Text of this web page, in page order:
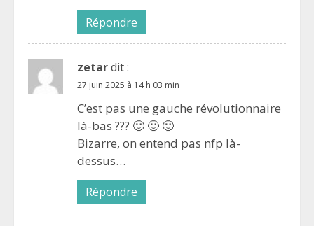
Répondre
zetardit :
27 juin 2025 à 14 h 03 min
C’est pas une gauche révolutionnaire
là-bas ??? 🙂 🙂 🙂
Bizarre, on entend pas nfp là-
dessus…
Répondre